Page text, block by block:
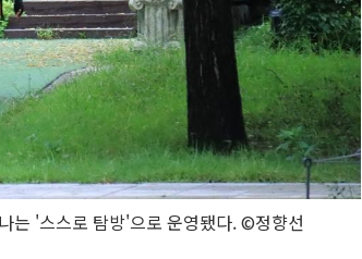
는 '스스로 탐방'으로 운영됐다. ©정향선